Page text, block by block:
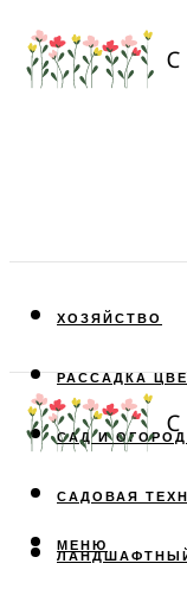
ХОЗЯЙСТВО
РАССАДКА
САД И ОГОРОД
САДОВАЯ
МЕНЮ